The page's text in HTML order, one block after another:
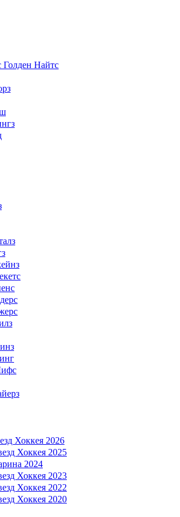
Голден Найтс
Хоккея 2026
Хоккея 2025
2024
Хоккея 2023
Хоккея 2022
Хоккея 2020